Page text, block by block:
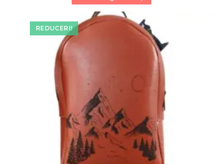
450,00 lei.
REDUCERI!